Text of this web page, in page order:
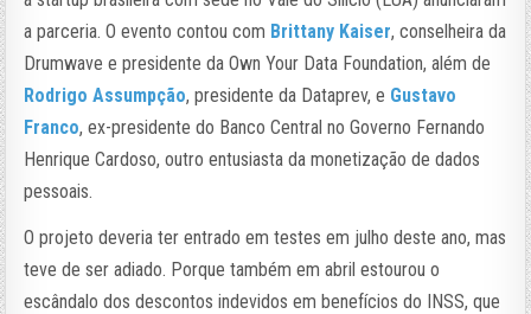
a parceria. O evento contou com Brittany Kaiser, conselheira da
Drumwave e presidente da Own Your Data Foundation, além de
Rodrigo Assumpção, presidente da Dataprev, e Gustavo
Franco, ex-presidente do Banco Central no Governo Fernando
Henrique Cardoso, outro entusiasta da monetização de dados
pessoais.
O projeto deveria ter entrado em testes em julho deste ano, mas
teve de ser adiado. Porque também em abril estourou o
escândalo dos descontos indevidos em benefícios do INSS, que